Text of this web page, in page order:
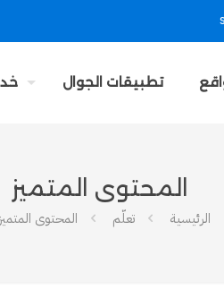
تطبيقات الجوال
المحتوى المتميز
الرئيسية تعلّم المحتوى المتميز